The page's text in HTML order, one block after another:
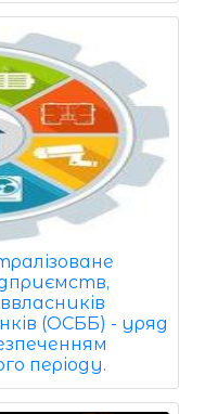
(ОСББ) - уряд
періоду.